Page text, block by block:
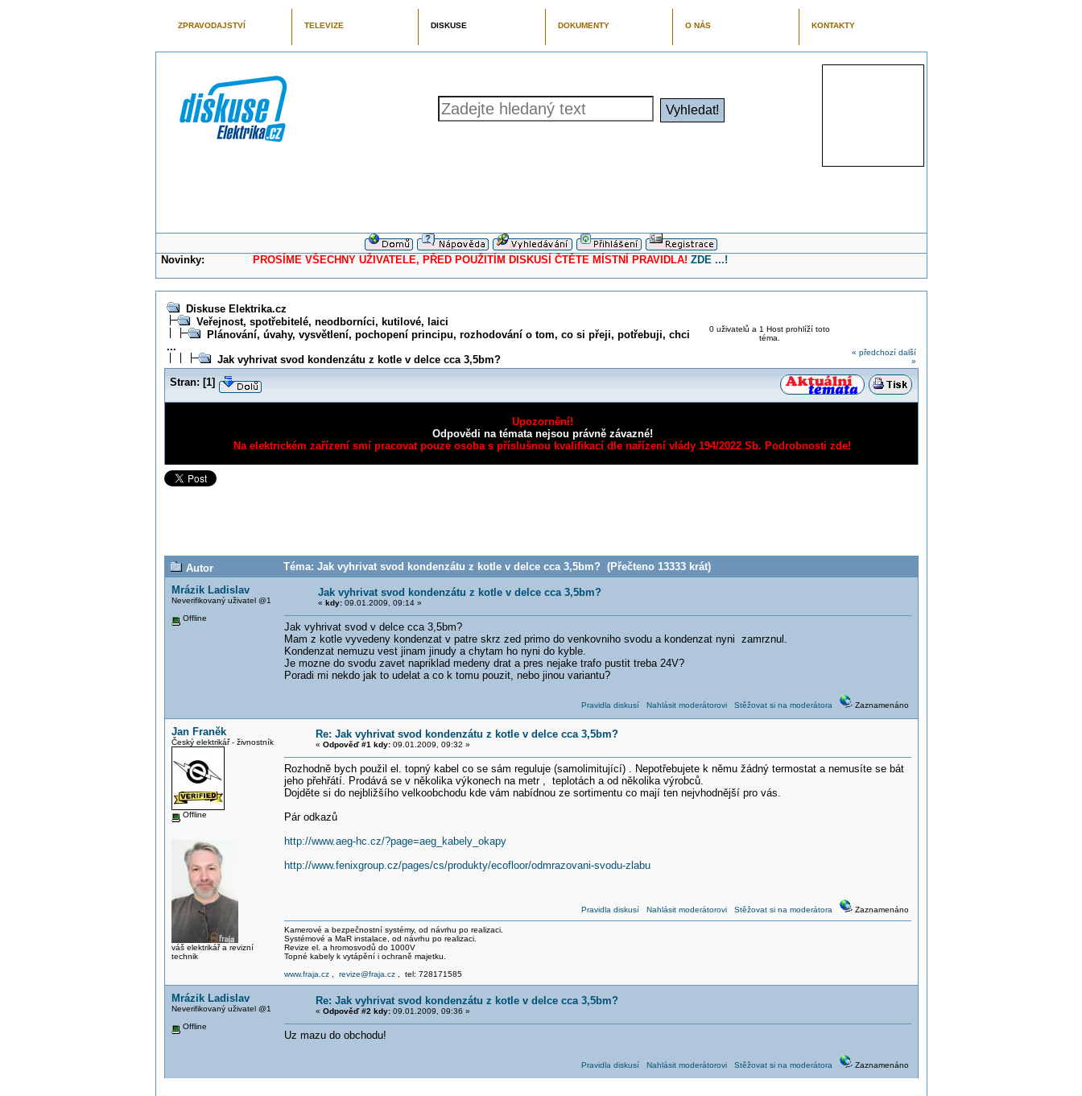
ZPRAVODAJSTVÍ TELEVIZE DISKUSE DOKUMENTY O NÁS KONTAKTY
Novinky: PROSÍME VŠECHNY UŽIVATELE, PŘED POUŽITÍM DISKUSÍ ČTĚTE MÍSTNÍ PRAVIDLA! ZDE ...!
Diskuse Elektrika.cz
Veřejnost, spotřebitelé, neodborníci, kutilové, laici
Plánování, úvahy, vysvětlení, pochopení principu, rozhodování o tom, co si přeji, potřebuji, chci
...
Jak vyhrivat svod kondenzátu z kotle v delce cca 3,5bm?
0 uživatelů a 1 Host prohlíží toto
téma.
« předchozí další
»
Stran: [1]
Upozornění!
Odpovědi na témata nejsou právně závazné!
Na elektrickém zařízení smí pracovat pouze osoba s příslušnou kvalifikací dle nařízení vlády 194/2022 Sb. Podrobnosti zde!
Autor
Téma: Jak vyhrivat svod kondenzátu z kotle v delce cca 3,5bm? (Přečteno 13333 krát)
Mrázik Ladislav
Neverifikovaný uživatel @1
Offline
Jak vyhrivat svod kondenzátu z kotle v delce cca 3,5bm?
« kdy:09.01.2009, 09:14 »
Jak vyhrivat svod v delce cca 3,5bm?
Mam z kotle vyvedeny kondenzat v patre skrz zed primo do venkovniho svodu a kondenzat nyni zamrznul.
Kondenzat nemuzu vest jinam jinudy a chytam ho nyni do kyble.
Je mozne do svodu zavet napriklad medeny drat a pres nejake trafo pustit treba 24V?
Poradi mi nekdo jak to udelat a co k tomu pouzit, nebo jinou variantu?
Pravidla diskusí Nahlásit moderátorovi Stěžovat si na moderátora Zaznamenáno
Jan Franěk
Český elektrikář - živnostník
Offline
váš elektrikář a revizní
technik
Re: Jak vyhrivat svod kondenzátu z kotle v delce cca 3,5bm?
« Odpověď #1 kdy:09.01.2009, 09:32 »
Rozhodně bych použil el. topný kabel co se sám reguluje (samolimitující) . Nepotřebujete k němu žádný termostat a nemusíte se bát
jeho přehřátí. Prodává se v několika výkonech na metr , teplotách a od několika výrobců.
Dojděte si do nejbližšího velkoobchodu kde vám nabídnou ze sortimentu co mají ten nejvhodnější pro vás.
Pár odkazů
http://www.aeg-hc.cz/?page=aeg_kabely_okapy
http://www.fenixgroup.cz/pages/cs/produkty/ecofloor/odmrazovani-svodu-zlabu
Pravidla diskusí Nahlásit moderátorovi Stěžovat si na moderátora Zaznamenáno
Kamerové a bezpečnostní systémy, od návrhu po realizaci.
Systémové a MaR instalace, od návrhu po realizaci.
Revize el. a hromosvodů do 1000V
Topné kabely k vytápění i ochraně majetku.
www.fraja.cz, revize@fraja.cz, tel: 728171585
Mrázik Ladislav
Neverifikovaný uživatel @1
Offline
Re: Jak vyhrivat svod kondenzátu z kotle v delce cca 3,5bm?
« Odpověď #2 kdy:09.01.2009, 09:36 »
Uz mazu do obchodu!
Pravidla diskusí Nahlásit moderátorovi Stěžovat si na moderátora Zaznamenáno